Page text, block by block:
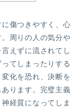
傷つきやすく、心
周りの人の気分や
えずに流されてし
てしまったりする
化を恐れ、決断を
ります。完璧主義
経質になってしま